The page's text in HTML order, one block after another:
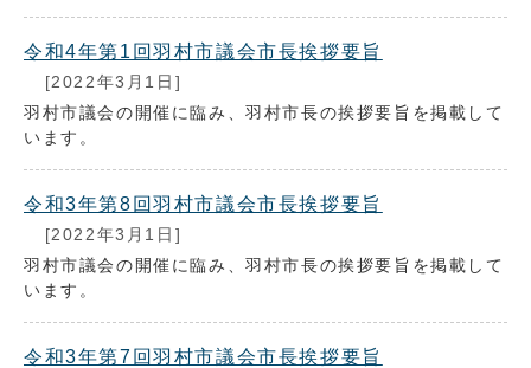
令和4年第1回羽村市議会市長挨拶要旨
[2022年3月1日]
羽村市議会の開催に臨み、羽村市長の挨拶要旨を掲載して
います。
令和3年第8回羽村市議会市長挨拶要旨
[2022年3月1日]
羽村市議会の開催に臨み、羽村市長の挨拶要旨を掲載して
います。
令和3年第7回羽村市議会市長挨拶要旨